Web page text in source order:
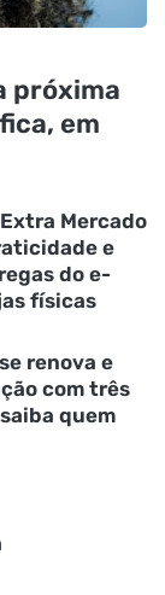
próxima
em
Mercado
e
do e-
físicas
renova e
com três
quem